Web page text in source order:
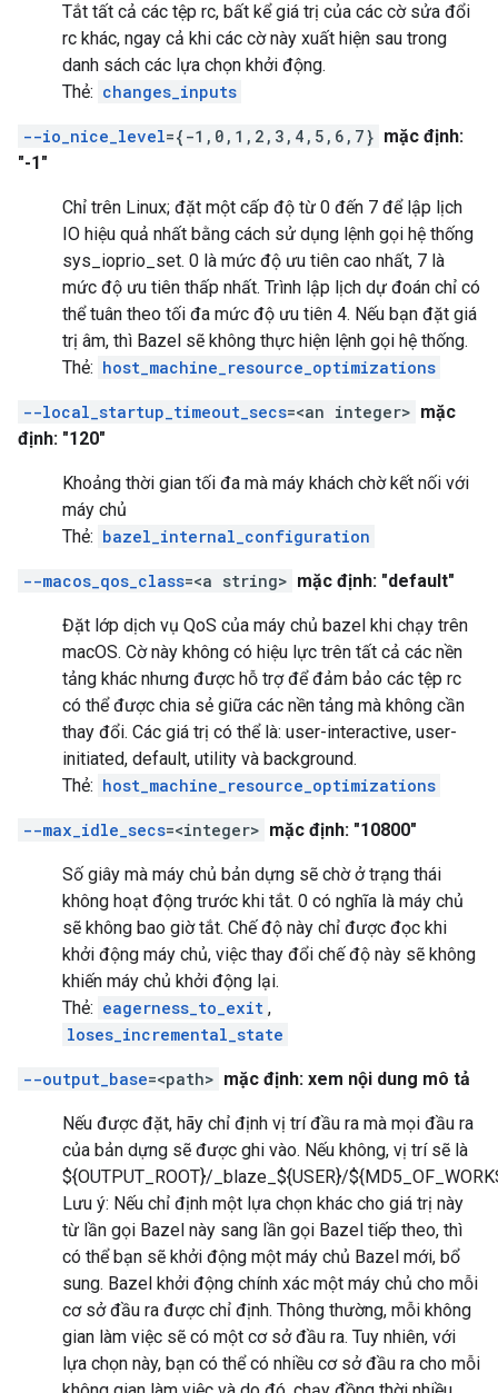
Tắt tất cả các tệp rc, bất kể giá trị của các cờ sửa đổi
rc khác, ngay cả khi các cờ này xuất hiện sau trong
danh sách các lựa chọn khởi động.
Thẻ: changes_inputs
--io_nice_level={-1,0,1,2,3,4,5,6,7} mặc định:
"-1"
Chỉ trên Linux; đặt một cấp độ từ 0 đến 7 để lập lịch
IO hiệu quả nhất bằng cách sử dụng lệnh gọi hệ thống
sys_ioprio_set. 0 là mức độ ưu tiên cao nhất, 7 là
mức độ ưu tiên thấp nhất. Trình lập lịch dự đoán chỉ có
thể tuân theo tối đa mức độ ưu tiên 4. Nếu bạn đặt giá
trị âm, thì Bazel sẽ không thực hiện lệnh gọi hệ thống.
Thẻ: host_machine_resource_optimizations
--local_startup_timeout_secs=<an integer> mặc
định: "120"
Khoảng thời gian tối đa mà máy khách chờ kết nối với
máy chủ
Thẻ: bazel_internal_configuration
--macos_qos_class=<a string> mặc định: "default"
Đặt lớp dịch vụ QoS của máy chủ bazel khi chạy trên
macOS. Cờ này không có hiệu lực trên tất cả các nền
tảng khác nhưng được hỗ trợ để đảm bảo các tệp rc
có thể được chia sẻ giữa các nền tảng mà không cần
thay đổi. Các giá trị có thể là: user-interactive, user-
initiated, default, utility và background.
Thẻ: host_machine_resource_optimizations
--max_idle_secs=<integer> mặc định: "10800"
Số giây mà máy chủ bản dựng sẽ chờ ở trạng thái
không hoạt động trước khi tắt. 0 có nghĩa là máy chủ
sẽ không bao giờ tắt. Chế độ này chỉ được đọc khi
khởi động máy chủ, việc thay đổi chế độ này sẽ không
khiến máy chủ khởi động lại.
Thẻ: eagerness_to_exit ,
loses_incremental_state
--output_base=<path> mặc định: xem nội dung mô tả
Nếu được đặt, hãy chỉ định vị trí đầu ra mà mọi đầu ra
của bản dựng sẽ được ghi vào. Nếu không, vị trí sẽ là
${OUTPUT_ROOT}/_blaze_${USER}/
Lưu ý: Nếu chỉ định một lựa chọn khác cho giá trị này
từ lần gọi Bazel này sang lần gọi Bazel tiếp theo, thì
có thể bạn sẽ khởi động một máy chủ Bazel mới, bổ
sung. Bazel khởi động chính xác một máy chủ cho mỗi
cơ sở đầu ra được chỉ định. Thông thường, mỗi không
gian làm việc sẽ có một cơ sở đầu ra. Tuy nhiên, với
lựa chọn này, bạn có thể có nhiều cơ sở đầu ra cho mỗi